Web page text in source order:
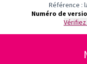
Référence :
Numéro de